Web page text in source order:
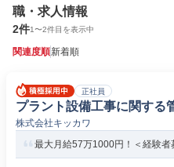
職・求人情報
2件1〜2件目を表示中
関連度順新着順
正社員
プラント設備工事に関する
株式会社キッカワ
最大月給57万1000円！＜経験者